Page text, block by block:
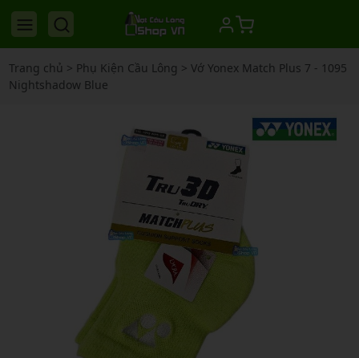
Trang chủ > Phụ Kiện Cầu Lông > Vớ Yonex Match Plus 7 - 1095
Nightshadow Blue